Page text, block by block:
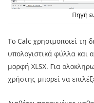
Πηγή
Το Calc χρησιμοποιεί τη
υπολογιστικά φύλλα και
μορφή XLSX. Για
χρήστης μπορεί να